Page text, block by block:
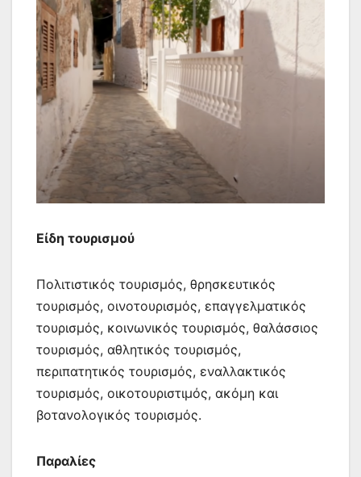
Είδη τουρισμού
Πολιτιστικός τουρισμός, θρησκευτικός
τουρισμός, οινοτουρισμός, επαγγελματικός
τουρισμός, κοινωνικός τουρισμός, θαλάσσιος
τουρισμός, αθλητικός τουρισμός,
περιπατητικός τουρισμός, εναλλακτικός
τουρισμός, οικοτουριστιμός, ακόμη και
βοτανολογικός τουρισμός.
Παραλίες